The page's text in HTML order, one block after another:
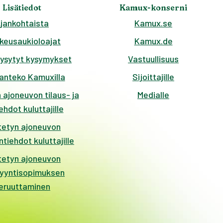
Lisätiedot
kysymykset
Kamuxilla
tilaus- ja
kuluttajille
ajoneuvon
kuluttajille
ajoneuvon
Kamux-konserni
Kamux.se
Kamux.de
Vastuullisuus
Sijoittajille
Medialle